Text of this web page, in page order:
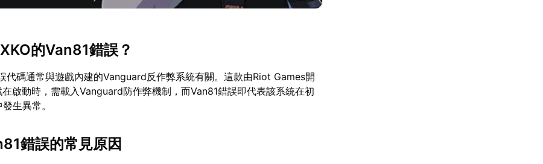
的Van81錯誤？
代碼通常與遊戲內建的Vanguard反作弊系統有關。這款由Riot Games開
啟動時，需載入Vanguard防作弊機制，而Van81錯誤即代表該系統在初
生異常。
錯誤的常見原因